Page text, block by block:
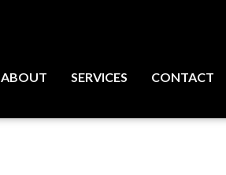
ABOUT SERVICES CONTACT